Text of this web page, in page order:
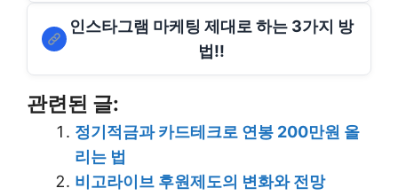
인스타그램 마케팅 제대로 하는 3가지 방
법!!
관련된 글:
정기적금과 카드테크로 연봉 200만원 올
리는 법
비고라이브 후원제도의 변화와 전망